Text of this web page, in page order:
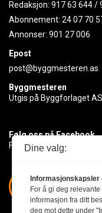
Redaksjon: 917 63 644/
Abonnement: 24 07 70
Annonser: 901 27 006
Epost
post@byggmesteren.as
Byggmesteren
Utgis på Byggforlaget AS.
Følg oss på Facebook
Få med deg det siste
Dine valg:
For å gi deg
informasjon fra ditt
deg mot dette under